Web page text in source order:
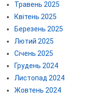
Травень 2025
Квітень 2025
Березень 2025
Лютий 2025
Січень 2025
Грудень 2024
Листопад 2024
Жовтень 2024